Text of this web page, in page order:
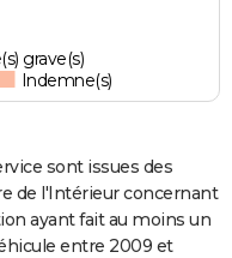
grave(s)
Indemne(s)
sont issues des
de l'Intérieur concernant
ayant fait au moins un
entre 2009 et